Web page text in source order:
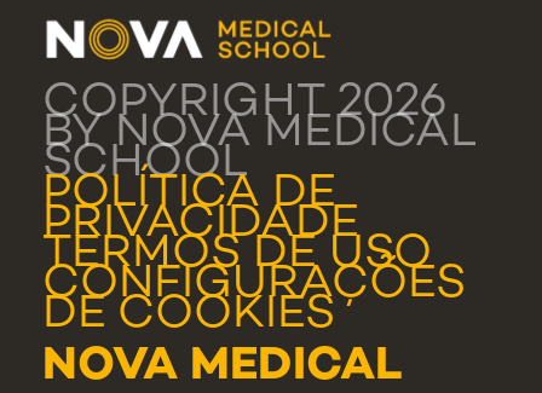
COPYRIGHT 2026
BY NOVA MEDICAL
SCHOOL
POLÍTICA DE
PRIVACIDADE
TERMOS DE USO
CONFIGURAÇÕES
DE COOKIES
NOVA MEDICAL